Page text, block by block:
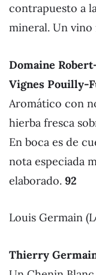
contrapuesto a
mineral. Un vino
Domaine
Vignes Pouilly-
Aromático con
hierba fresca
En boca es de
nota especiada
elaborado. 92
Louis Germain
Thierry